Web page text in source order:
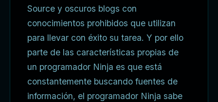
Source y oscuros blogs con
conocimientos prohibidos que utilizan
para llevar con éxito su tarea. Y por ello
parte de las características propias de
un programador Ninja es que está
constantemente buscando fuentes de
información, el programador Ninja sabe